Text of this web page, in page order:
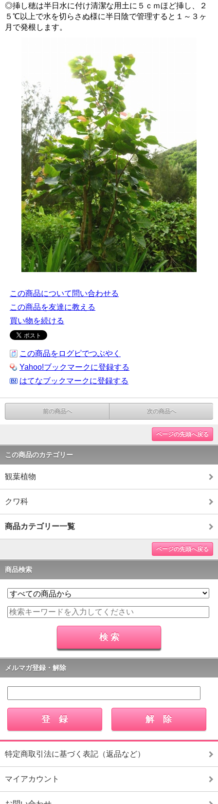
◎挿し穂は半日水に付け清潔な用土に５ｃｍほど挿し、２
５℃以上で水を切らさぬ様に半日陰で管理すると１～３ヶ
月で発根します。
この商品について問い合わせる
この商品を友達に教える
買い物を続ける
この商品をログピでつぶやく
Yahoo!ブックマークに登録する
はてなブックマークに登録する
前の商品へ 次の商品へ
ページの先頭へ戻る
この商品のカテゴリー
観葉植物
クワ科
商品カテゴリー一覧
ページの先頭へ戻る
商品検索
メルマガ登録・解除
特定商取引法に基づく表記（返品など）
マイアカウント